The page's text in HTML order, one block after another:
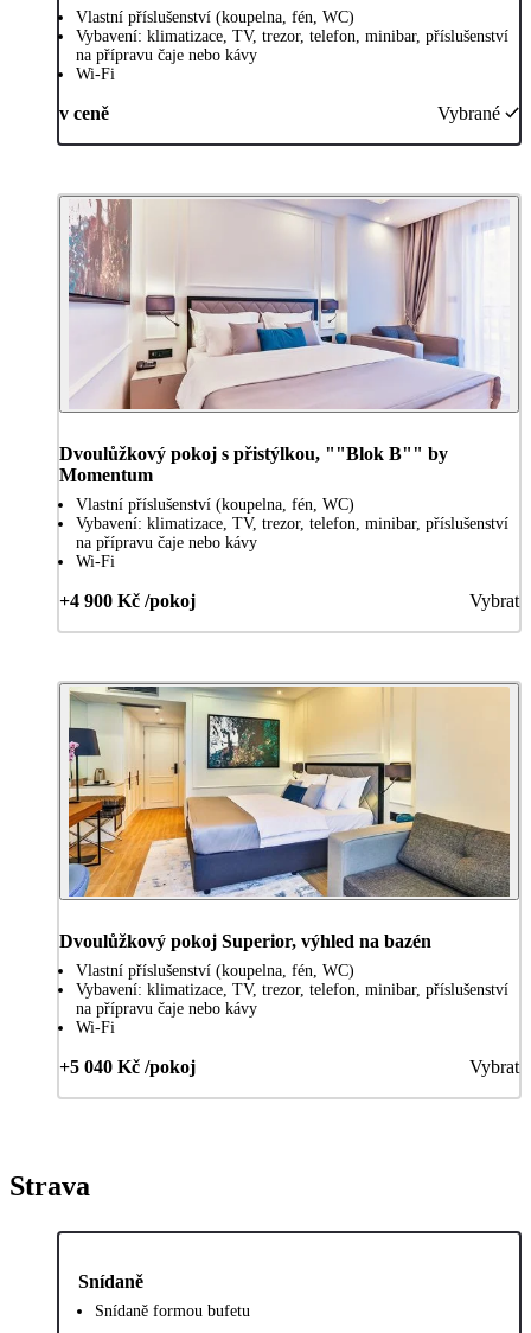
Vlastní příslušenství (koupelna, fén, WC)
Vybavení: klimatizace, TV, trezor, telefon, minibar, příslušenství
na přípravu čaje nebo kávy
Wi-Fi
v ceně Vybrané
Dvoulůžkový pokoj s přistýlkou, ""Blok B"" by
Momentum
Vlastní příslušenství (koupelna, fén, WC)
Vybavení: klimatizace, TV, trezor, telefon, minibar, příslušenství
na přípravu čaje nebo kávy
Wi-Fi
+4 900 Kč /pokoj Vybrat
Dvoulůžkový pokoj Superior, výhled na bazén
Vlastní příslušenství (koupelna, fén, WC)
Vybavení: klimatizace, TV, trezor, telefon, minibar, příslušenství
na přípravu čaje nebo kávy
Wi-Fi
+5 040 Kč /pokoj Vybrat
Strava
Snídaně
Snídaně formou bufetu